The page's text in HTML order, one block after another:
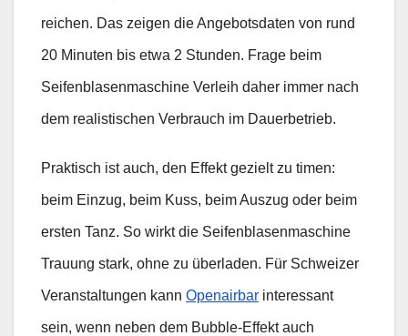
reichen. Das zeigen die Angebotsdaten von rund
20 Minuten bis etwa 2 Stunden. Frage beim
Seifenblasenmaschine Verleih daher immer nach
dem realistischen Verbrauch im Dauerbetrieb.
Praktisch ist auch, den Effekt gezielt zu timen:
beim Einzug, beim Kuss, beim Auszug oder beim
ersten Tanz. So wirkt die Seifenblasenmaschine
Trauung stark, ohne zu überladen. Für Schweizer
Veranstaltungen kann Openairbar interessant
sein, wenn neben dem Bubble-Effekt auch